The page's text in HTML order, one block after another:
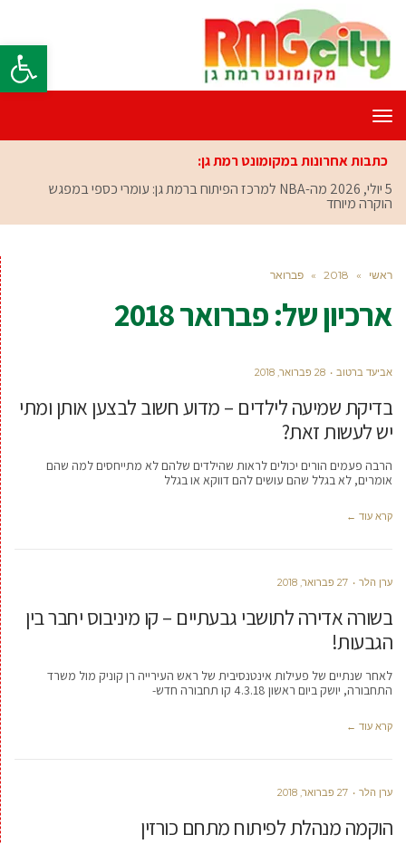
פתח
תפריט
כתבות אחרונות במקומונט רמת גן:
5 יולי, 2026
מה-NBA למרכז הפיתוח ברמת גן: עומרי כספי במפגש
הוקרה מיוחד
ראשי »
2018
» פברואר
ארכיון של:פברואר 2018
אביעד ברטוב 28 פברואר, 2018
בדיקת שמיעה לילדים – מדוע חשוב לבצען אותן ומתי
יש לעשות זאת?
הרבה פעמים הורים יכולים לראות שהילדים שלהם לא מתייחסים למה שהם
אומרים, לא בגלל שהם עושים להם דווקא או בגלל
קרא עוד ←
ערן הלר 27 פברואר, 2018
בשורה אדירה לתושבי גבעתיים – קו מיניבוס יחבר בין
הגבעות!
לאחר שנתיים של פעילות אינטנסיבית של ראש העירייה רן קוניק מול משרד
התחבורה, יושק ביום ראשון 4.3.18 קו תחבורה חדש-
קרא עוד ←
ערן הלר 27 פברואר, 2018
הוקמה מנהלת לפיתוח מתחם כורזין